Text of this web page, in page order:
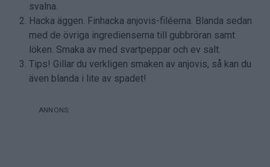
svalna.
Hacka äggen. Finhacka anjovis-filéerna. Blanda sedan
med de övriga ingredienserna till gubbröran samt
löken. Smaka av med svartpeppar och ev salt.
Tips! Gillar du verkligen smaken av anjovis, så kan du
även blanda i lite av spadet!